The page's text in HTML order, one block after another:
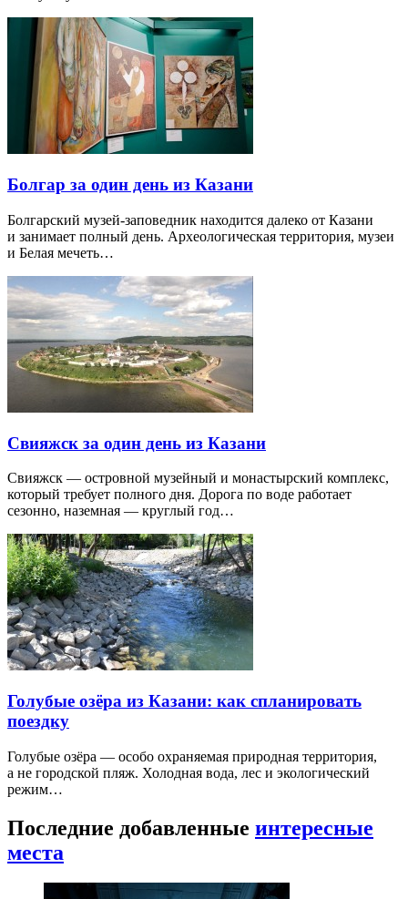
Болгар за один день из Казани
Болгарский музей-заповедник находится далеко от Казани
и занимает полный день. Археологическая территория, музеи
и Белая мечеть…
Свияжск за один день из Казани
Свияжск — островной музейный и монастырский комплекс,
который требует полного дня. Дорога по воде работает
сезонно, наземная — круглый год…
Голубые озёра из Казани: как спланировать
поездку
Голубые озёра — особо охраняемая природная территория,
а не городской пляж. Холодная вода, лес и экологический
режим…
Последние добавленные интересные
места